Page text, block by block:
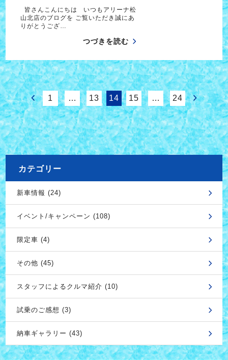
皆さんこんにちは いつもアリーナ松
山北店のブログを ご覧いただき誠にあ
りがとうござ…
つづきを読む
1 … 13 14 15 … 24
カテゴリー
新車情報 (24)
イベント/キャンペーン (108)
限定車 (4)
その他 (45)
スタッフによるクルマ紹介 (10)
試乗のご感想 (3)
納車ギャラリー (43)